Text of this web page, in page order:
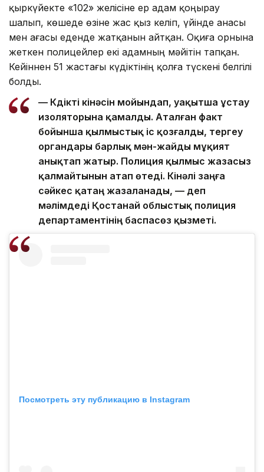
қыркүйекте «102» желісіне ер адам қоңырау
шалып, көшеде өзіне жас қыз келіп, үйінде анасы
мен ағасы еденде жатқанын айтқан. Оқиға орнына
жеткен полицейлер екі адамның мәйітін тапқан.
Кейіннен 51 жастағы күдіктінің қолға түскені белгілі
болды.
— Күдікті кінәсін мойындап, уақытша ұстау
изоляторына қамалды. Аталған факт
бойынша қылмыстық іс қозғалды, тергеу
органдары барлық мән-жайды мұқият
анықтап жатыр. Полиция қылмыс жазасыз
қалмайтынын атап өтеді. Кінәлі заңға
сәйкес қатаң жазаланады, — деп
мәлімдеді Қостанай облыстық полиция
департаментінің баспасөз қызметі.
Посмотреть эту публикацию в Instagram